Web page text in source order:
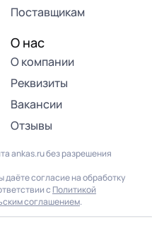
Поставщикам
О нас
О компании
Реквизиты
Вакансии
Отзывы
ankas.ru без разрешения
согласие на обработку
с Политикой
соглашением.